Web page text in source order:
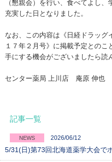
（懇親会）を行い、食べてよし
充実した日となりました。
なお、この内容は《日経ドラッグ
１７年２月号》に掲載予定とのこ
手にする機会がございましたら読
センター薬局 上川店 庵原 伸也
記事一覧
NEWS 2026/06/12
5/31(日)第73回北海道薬学大会で